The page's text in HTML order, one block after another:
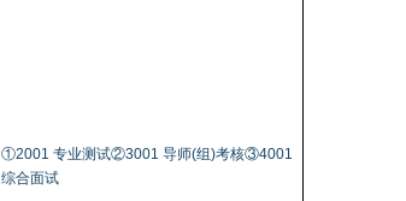
①2001 专业测试②3001 导师(组)考核③4001
综合面试